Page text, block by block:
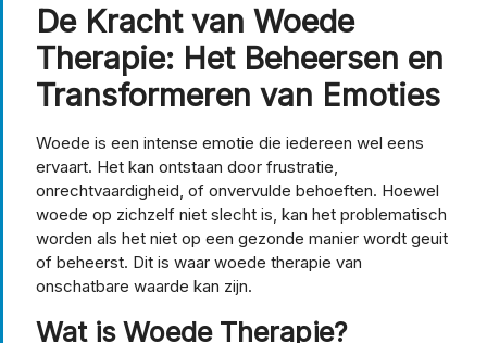
De Kracht van Woede
Therapie: Het Beheersen en
Transformeren van Emoties
Woede is een intense emotie die iedereen wel eens
ervaart. Het kan ontstaan door frustratie,
onrechtvaardigheid, of onvervulde behoeften. Hoewel
woede op zichzelf niet slecht is, kan het problematisch
worden als het niet op een gezonde manier wordt geuit
of beheerst. Dit is waar woede therapie van
onschatbare waarde kan zijn.
Wat is Woede Therapie?